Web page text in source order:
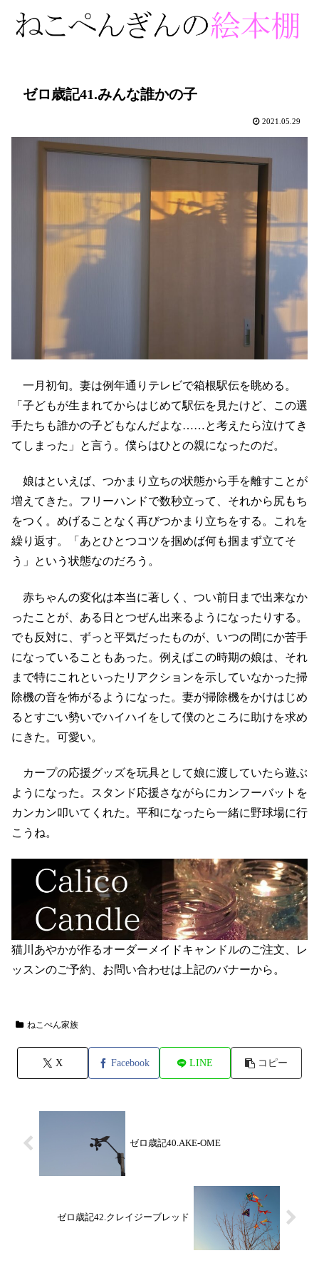
ゼロ歳記41.みんな誰かの子
2021.05.29
一月初旬。妻は例年通りテレビで箱根駅伝を眺める。
「子どもが生まれてからはじめて駅伝を見たけど、この選
手たちも誰かの子どもなんだよな……と考えたら泣けてき
てしまった」と言う。僕らはひとの親になったのだ。
娘はといえば、つかまり立ちの状態から手を離すことが
増えてきた。フリーハンドで数秒立って、それから尻もち
をつく。めげることなく再びつかまり立ちをする。これを
繰り返す。「あとひとつコツを掴めば何も掴まず立てそ
う」という状態なのだろう。
赤ちゃんの変化は本当に著しく、つい前日まで出来なか
ったことが、ある日とつぜん出来るようになったりする。
でも反対に、ずっと平気だったものが、いつの間にか苦手
になっていることもあった。例えばこの時期の娘は、それ
まで特にこれといったリアクションを示していなかった掃
除機の音を怖がるようになった。妻が掃除機をかけはじめ
るとすごい勢いでハイハイをして僕のところに助けを求め
にきた。可愛い。
カープの応援グッズを玩具として娘に渡していたら遊ぶ
ようになった。スタンド応援さながらにカンフーバットを
カンカン叩いてくれた。平和になったら一緒に野球場に行
こうね。
猫川あやかが作るオーダーメイドキャンドルのご注文、レ
ッスンのご予約、お問い合わせは上記のバナーから。
ねこぺん家族
X Facebook LINE コピー
ゼロ歳記40.AKE-OME
ゼロ歳記42.クレイジーブレッド